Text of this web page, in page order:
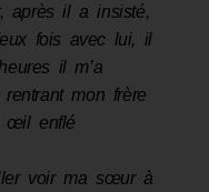
après il a insisté,
fois avec lui, il
il m’a
rentrant mon frère
œil enflé
voir ma sœur à